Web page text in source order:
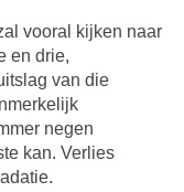
vooral kijken naar
en drie,
van die
negen
kan. Verlies